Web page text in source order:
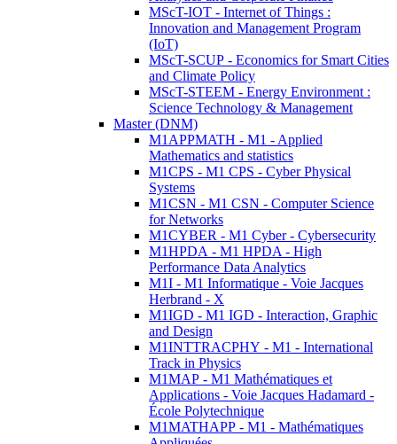
MScT-IOT - Internet of Things :
Innovation and Management Program
(IoT)
MScT-SCUP - Economics for Smart Cities
and Climate Policy
MScT-STEEM - Energy Environment :
Science Technology & Management
Master (DNM)
M1APPMATH - M1 - Applied
Mathematics and statistics
M1CPS - M1 CPS - Cyber Physical
Systems
M1CSN - M1 CSN - Computer Science
for Networks
M1CYBER - M1 Cyber - Cybersecurity
M1HPDA - M1 HPDA - High
Performance Data Analytics
M1I - M1 Informatique - Voie Jacques
Herbrand - X
M1IGD - M1 IGD - Interaction, Graphic
and Design
M1INTTRACPHY - M1 - International
Track in Physics
M1MAP - M1 Mathématiques et
Applications - Voie Jacques Hadamard -
École Polytechnique
M1MATHAPP - M1 - Mathématiques